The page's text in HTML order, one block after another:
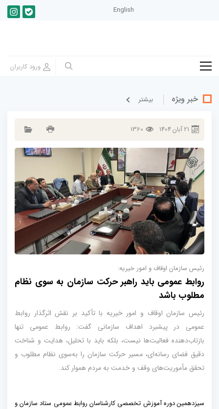
English
خبر ویژه بيشتر
21آبان1404
1360
رئیس سازمان اوقاف و امور خیریه:
روابط عمومی باید راهبر حرکت سازمان به سوی نظام
مطلوب باشد
رئیس سازمان اوقاف و امور خیریه با تأکید بر نقش اثرگذار روابط
عمومی در پیشبرد اهداف سازمانی گفت: روابط عمومی تنها
بازتاب‌دهنده فعالیت‌ها نیست، بلکه باید با تحلیل، هدایت و شناخت
دقیق فضای رسانه‌ای، مسیر حرکت سازمان را به‌سوی نظام مطلوب و
تحقق مأموریت‌های وقف و خدمت به مردم هموار کند.
سیزدهمین دوره آموزش تخصصی کارشناسان روابط عمومی ستاد سازمان و